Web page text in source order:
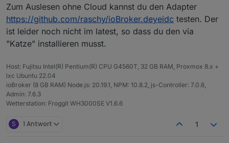
Zum Auslesen ohne Cloud kannst du den Adapter
https://github.com/raschy/ioBroker.deyeidc testen. Der
ist leider noch nicht im latest, so dass du den via
"Katze" installieren musst.
Host: Fujitsu Intel(R) Pentium(R) CPU G4560T, 32 GB RAM, Proxmox 8.x +
lxc Ubuntu 22.04
ioBroker (8 GB RAM) Node.js: 20.19.1, NPM: 10.8.2, js-Controller: 7.0.6,
Admin: 7.6.3
Wetterstation: Froggit WH3000SE V1.6.6
S 1 Antwort 1